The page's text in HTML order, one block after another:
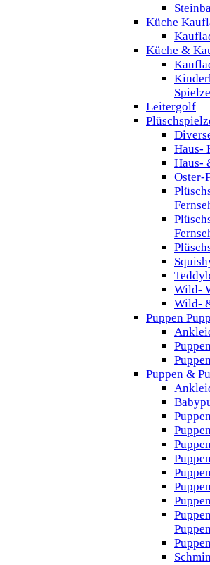
Küche
Küche &
Leitergolf
Haus-
Haus-
Oster-
Wild-
Wild-
Puppen
Puppen &